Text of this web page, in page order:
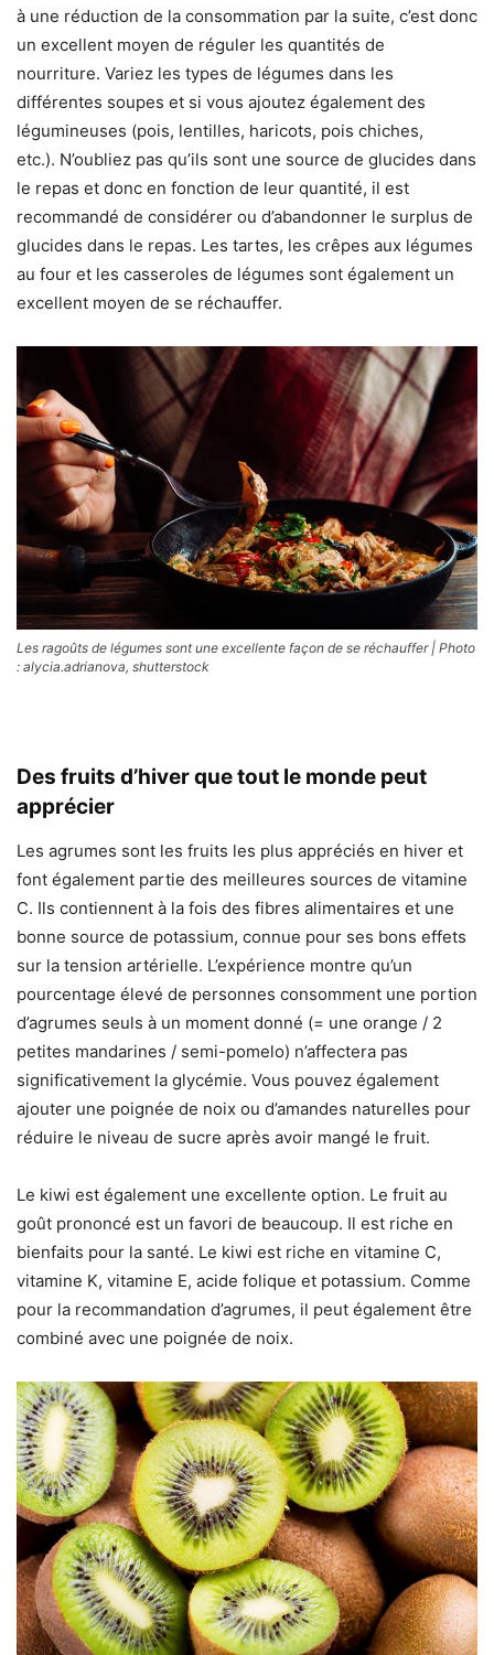
à une réduction de la consommation par la suite, c’est donc
un excellent moyen de réguler les quantités de
nourriture. Variez les types de légumes dans les
différentes soupes et si vous ajoutez également des
légumineuses (pois, lentilles, haricots, pois chiches,
etc.). N’oubliez pas qu’ils sont une source de glucides dans
le repas et donc en fonction de leur quantité, il est
recommandé de considérer ou d’abandonner le surplus de
glucides dans le repas. Les tartes, les crêpes aux légumes
au four et les casseroles de légumes sont également un
excellent moyen de se réchauffer.
Les ragoûts de légumes sont une excellente façon de se réchauffer | Photo
: alycia.adrianova, shutterstock
Des fruits d’hiver que tout le monde peut
apprécier
Les agrumes sont les fruits les plus appréciés en hiver et
font également partie des meilleures sources de vitamine
C. Ils contiennent à la fois des fibres alimentaires et une
bonne source de potassium, connue pour ses bons effets
sur la tension artérielle. L’expérience montre qu’un
pourcentage élevé de personnes consomment une portion
d’agrumes seuls à un moment donné (= une orange / 2
petites mandarines / semi-pomelo) n’affectera pas
significativement la glycémie. Vous pouvez également
ajouter une poignée de noix ou d’amandes naturelles pour
réduire le niveau de sucre après avoir mangé le fruit.
Le kiwi est également une excellente option. Le fruit au
goût prononcé est un favori de beaucoup. Il est riche en
bienfaits pour la santé. Le kiwi est riche en vitamine C,
vitamine K, vitamine E, acide folique et potassium. Comme
pour la recommandation d’agrumes, il peut également être
combiné avec une poignée de noix.